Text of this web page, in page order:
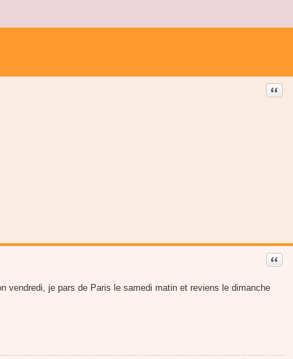
Citer
Citer
vendredi, je pars de Paris le samedi matin et reviens le dimanche